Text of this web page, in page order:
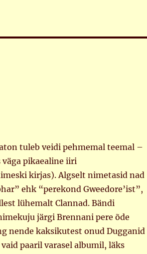
tuleb veidi pehmemal teemal –
pikaealine iiri
kirjas). Algselt nimetasid nad
ehk “perekond Gweedore’ist”,
lühemalt Clannad. Bändi
järgi Brennani pere õde
nende kaksikutest onud Dugganid
paaril varasel albumil, läks